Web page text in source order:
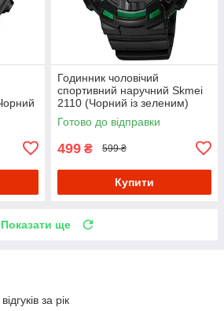
Годинник чоловічий
спортивний наручний Skmei
2110 (Чорний із зеленим)
Готово до відправки
499 ₴ 599 ₴
Купити
Показати ще
за рік